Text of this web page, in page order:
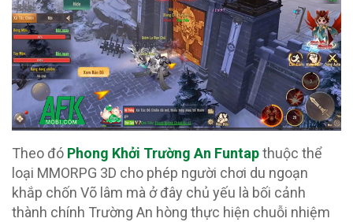
Theo đó Phong Khởi Trường An Funtapthuộc thể
loại MMORPG 3D cho phép người chơi du ngoạn
khắp chốn Võ lâm mà ở đây chủ yếu là bối cảnh
thành chính Trường An hòng thực hiện chuỗi nhiệm